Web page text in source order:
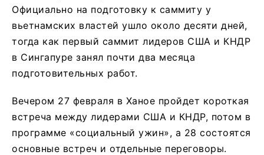
Официально на подготовку к саммиту у
вьетнамских властей ушло около десяти дней,
тогда как первый саммит лидеров США и КНДР
в Сингапуре занял почти два месяца
подготовительных работ.
Вечером 27 февраля в Ханое пройдет короткая
встреча между лидерами США и КНДР, потом в
программе «социальный ужин», а 28 состоятся
основные встреч и отдельные переговоры.